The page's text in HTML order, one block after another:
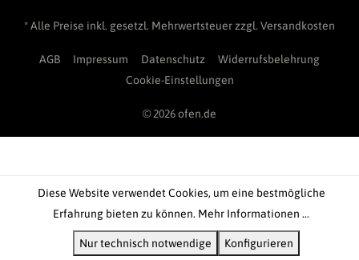
* Alle Preise inkl. gesetzl. Mehrwertsteuer zzgl. Versandkosten
AGB Impressum Datenschutz
Widerrufsbelehrung
Cookie-Einstellungen
© 2026 ofen.de
Diese Website verwendet Cookies, um eine bestmögliche
Erfahrung bieten zu können. Mehr Informationen ...
Nur technisch notwendige Konfigurieren